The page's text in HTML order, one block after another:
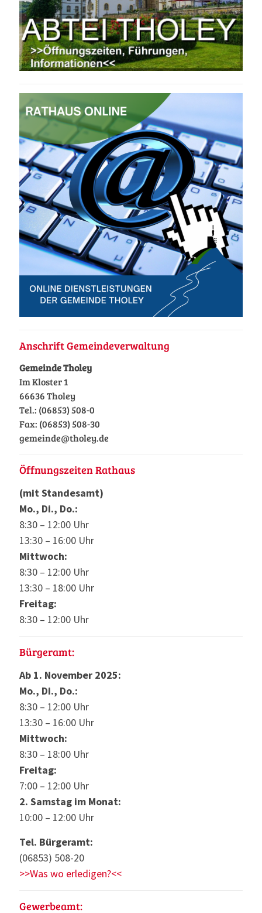
Anschrift Gemeindeverwaltung
Gemeinde Tholey
Im Kloster 1
66636 Tholey
Tel.: (06853) 508-0
Fax: (06853) 508-30
gemeinde@tholey.de
Öffnungszeiten Rathaus
(mit Standesamt)
Mo., Di., Do.:
8:30 – 12:00 Uhr
13:30 – 16:00 Uhr
Mittwoch:
8:30 – 12:00 Uhr
13:30 – 18:00 Uhr
Freitag:
8:30 – 12:00 Uhr
Bürgeramt:
Ab 1. November 2025:
Mo., Di., Do.:
8:30 – 12:00 Uhr
13:30 – 16:00 Uhr
Mittwoch:
8:30 – 18:00 Uhr
Freitag:
7:00 – 12:00 Uhr
2. Samstag im Monat:
10:00 – 12:00 Uhr
Tel. Bürgeramt:
(06853) 508-20
>>Was wo erledigen?<<
Gewerbeamt: